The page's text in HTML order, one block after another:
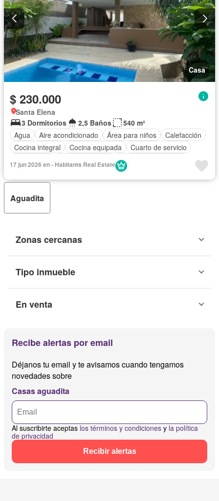
Casa
$ 230.000
Santa Elena
3 Dormitorios
2,5 Baños
540 m²
Agua
Aire acondicionado Área para niños
Calefacción
Cocina integral
Cocina equipada
Cuarto de servicio
Garita de guardianía
Internet
Patio
Vista panorámica
Wifi Sin amoblar
17 jun 2026 en - Habitants Real Estate
Aguadita
Zonas cercanas
Tipo inmueble
En venta
Recibe alertas por email
Déjanos tu email y te avisamos cuando tengamos
novedades sobre
Casas aguadita
Al suscribirte aceptas los términos y condiciones y la política
de privacidad
Recibir alertas